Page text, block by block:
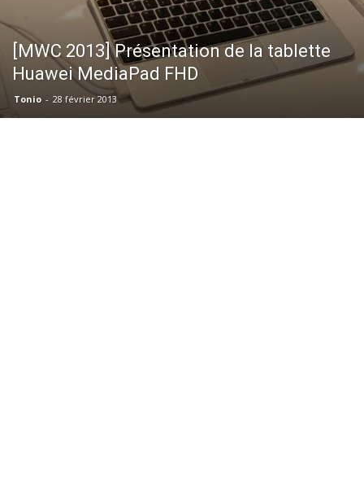
[MWC 2013] Présentation de la tablette
Huawei MediaPad FHD
Tonio - 28 février 2013